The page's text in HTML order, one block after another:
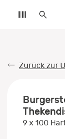
Zurück zur
9 x 100